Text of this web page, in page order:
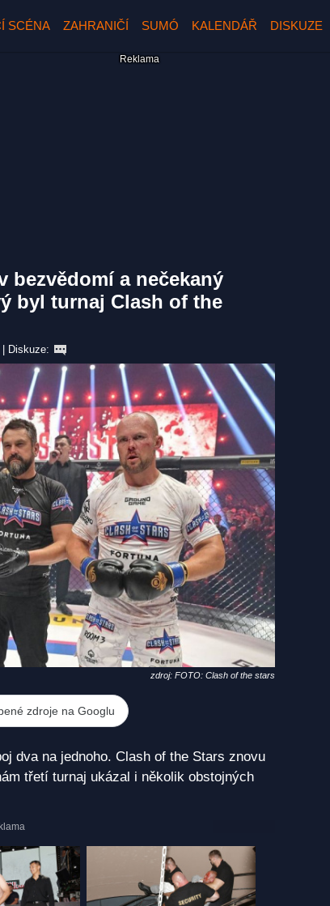
SCÉNA ZAHRANIČÍ SUMÓ KALENDÁŘ DISKUZE
bezvědomí a nečekaný
byl turnaj Clash of the
Diskuze:
zdroj: FOTO: Clash of the stars
zdroje na Googlu
dva na jednoho. Clash of the Stars znovu
třetí turnaj ukázal i několik obstojných